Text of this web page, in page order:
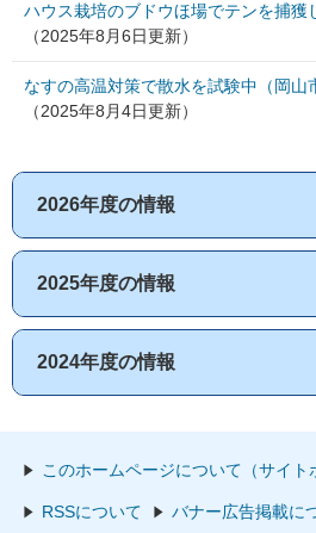
ハウス栽培のブドウほ場でテンを捕獲
（2025年8月6日更新）
なすの高温対策で散水を試験中（岡山
（2025年8月4日更新）
2026年度の情報
2025年度の情報
2024年度の情報
このホームページについて（サイト
RSSについて バナー広告掲載に